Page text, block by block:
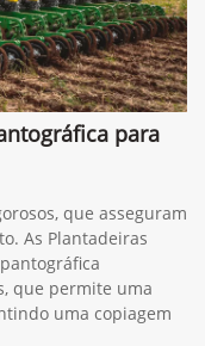
para
que asseguram
As Plantadeiras
que permite uma
uma copiagem